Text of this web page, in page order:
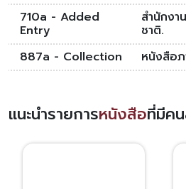
710a - Added
Entry
สำนักง
ชาติ.
887a - Collection
หนังสือภ
แนะนำรายการหนังสือที่มีค